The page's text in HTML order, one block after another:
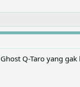
Q-Taro yang gak